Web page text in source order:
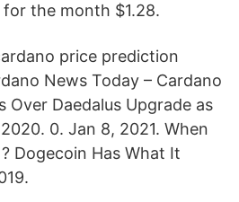
the month $1.28.
price prediction
News Today – Cardano
Over Daedalus Upgrade as
0. Jan 8, 2021. When
Dogecoin Has What It